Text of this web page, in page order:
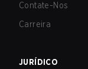
Contate-Nos
Carreira
JURÍDICO